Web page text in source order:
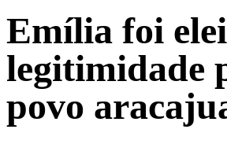
Emília foi
legitimidade
povo